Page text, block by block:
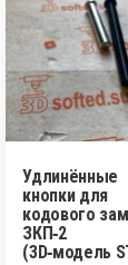
Удлинённые
кнопки для
кодового
ЗКП‑2
(3D‑модель